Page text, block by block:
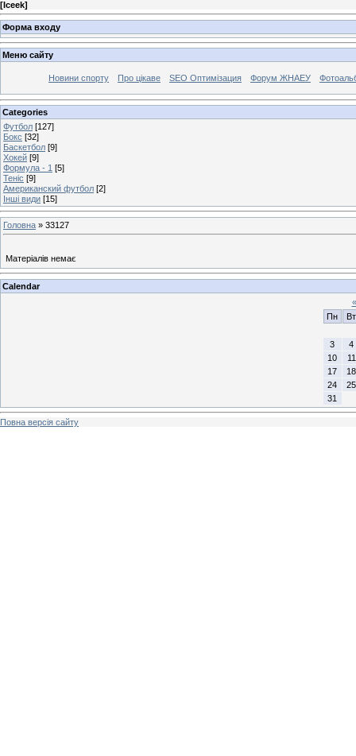
[Iceek]
Форма входу
Меню сайту
Новини спорту Про цікаве SEO Оптимізация Форум ЖНАЕУ
Categories
Футбол [127]
Бокс [32]
Баскетбол [9]
Хокей [9]
Формула - 1 [5]
Теніс [9]
Американский футбол [2]
Інші види [15]
Головна » 33127
Матеріалів немає
Calendar
«
Пн
Вт
3
4
10
11
17
18
24
25
31
Повна версія сайту